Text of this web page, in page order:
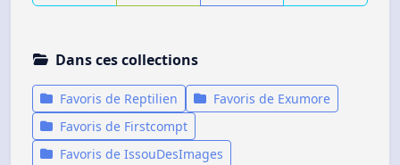
Dans ces collections
Favoris de Reptilien
Favoris de Exumore
Favoris de Firstcompt
Favoris de IssouDesImages